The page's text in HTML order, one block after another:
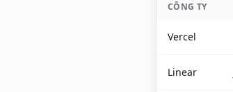
CÔNG TY
Vercel
Linear